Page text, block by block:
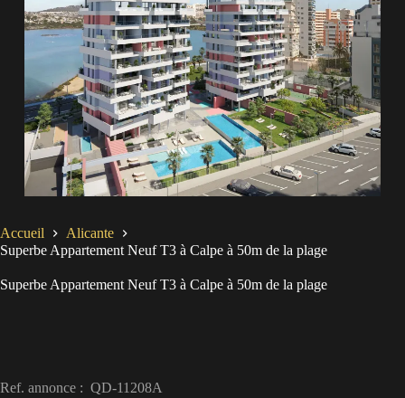
Accueil
Alicante
Superbe Appartement Neuf T3 à Calpe à 50m de la plage
Superbe Appartement Neuf T3 à Calpe à 50m de la plage
Ref. annonce : QD-11208A